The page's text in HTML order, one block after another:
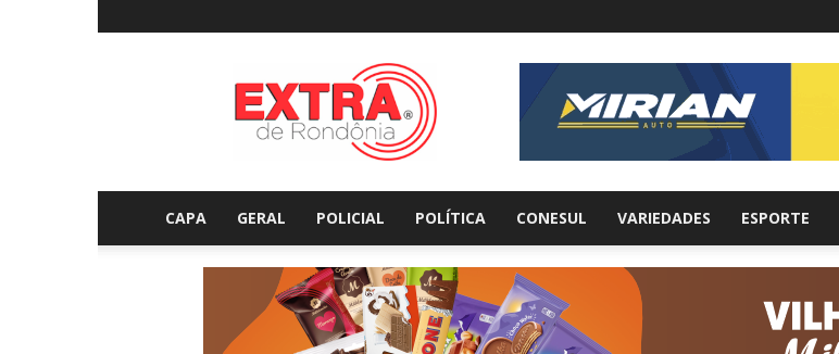
Extraderondonia.com.br
CAPA GERAL POLICIAL POLÍTICA CONESUL VARIEDADES ESPORTE